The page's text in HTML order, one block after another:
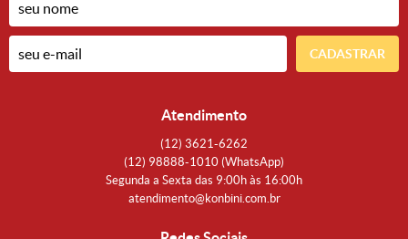
CADASTRAR
Atendimento
(12) 3621-6262
(12) 98888-1010 (WhatsApp)
Segunda a Sexta das 9:00h às 16:00h
atendimento@konbini.com.br